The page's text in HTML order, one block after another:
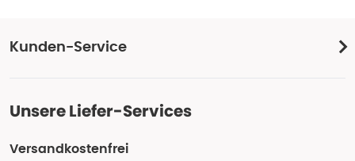
Kunden-Service
Unsere Liefer-Services
Versandkostenfrei